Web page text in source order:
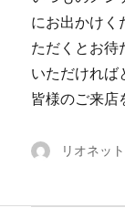
にお出かけく
ただくとお待
いただければ
皆様のご来店
投
リオネッ